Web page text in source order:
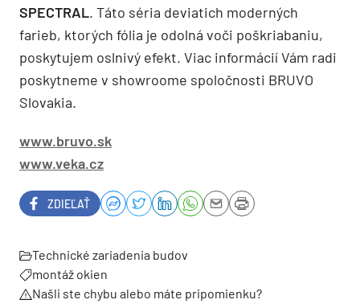
SPECTRAL. Táto séria deviatich moderných
farieb, ktorých fólia je odolná voči poškriabaniu,
poskytujem oslnivý efekt. Viac informácií Vám radi
poskytneme v showroome spoločnosti BRUVO
Slovakia.
www.bruvo.sk
www.veka.cz
ZDIEĽAŤ
Technické zariadenia budov
montáž okien
Našli ste chybu alebo máte pripomienku?